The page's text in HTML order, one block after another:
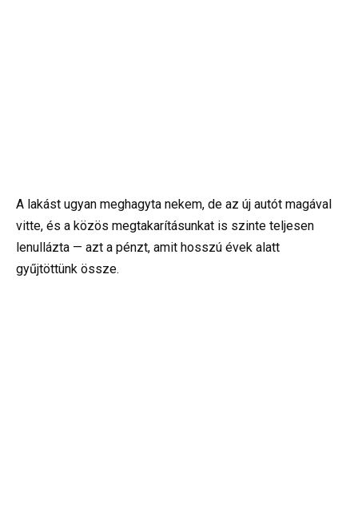
A lakást ugyan meghagyta nekem, de az új autót magával
vitte, és a közös megtakarításunkat is szinte teljesen
lenullázta — azt a pénzt, amit hosszú évek alatt
gyűjtöttünk össze.